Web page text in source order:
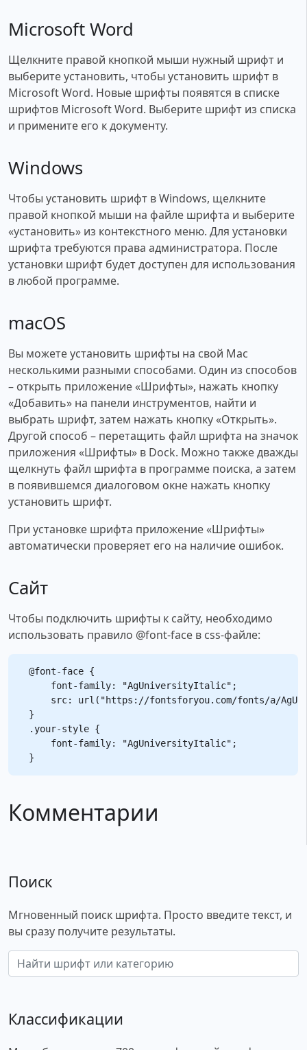
Microsoft Word
Щелкните правой кнопкой мыши нужный шрифт и
выберите установить, чтобы установить шрифт в
Microsoft Word. Новые шрифты появятся в списке
шрифтов Microsoft Word. Выберите шрифт из списка
и примените его к документу.
Windows
Чтобы установить шрифт в Windows, щелкните
правой кнопкой мыши на файле шрифта и выберите
«установить» из контекстного меню. Для установки
шрифта требуются права администратора. После
установки шрифт будет доступен для использования
в любой программе.
macOS
Вы можете установить шрифты на свой Mac
несколькими разными способами. Один из способов
– открыть приложение «Шрифты», нажать кнопку
«Добавить» на панели инструментов, найти и
выбрать шрифт, затем нажать кнопку «Открыть».
Другой способ – перетащить файл шрифта на значок
приложения «Шрифты» в Dock. Можно также дважды
щелкнуть файл шрифта в программе поиска, а затем
в появившемся диалоговом окне нажать кнопку
установить шрифт.
При установке шрифта приложение «Шрифты»
автоматически проверяет его на наличие ошибок.
Сайт
Чтобы подключить шрифты к сайту, необходимо
использовать правило @font-face в css-файле:
@font-face {
    font-family: "AgUniversityItalic";
src: url("https://fontsforyou.com/fonts/a/
}
.your-style {
    font-family: "AgUniversityItalic";
Комментарии
Поиск
Мгновенный поиск шрифта. Просто введите текст, и
вы сразу получите результаты.
Классификации